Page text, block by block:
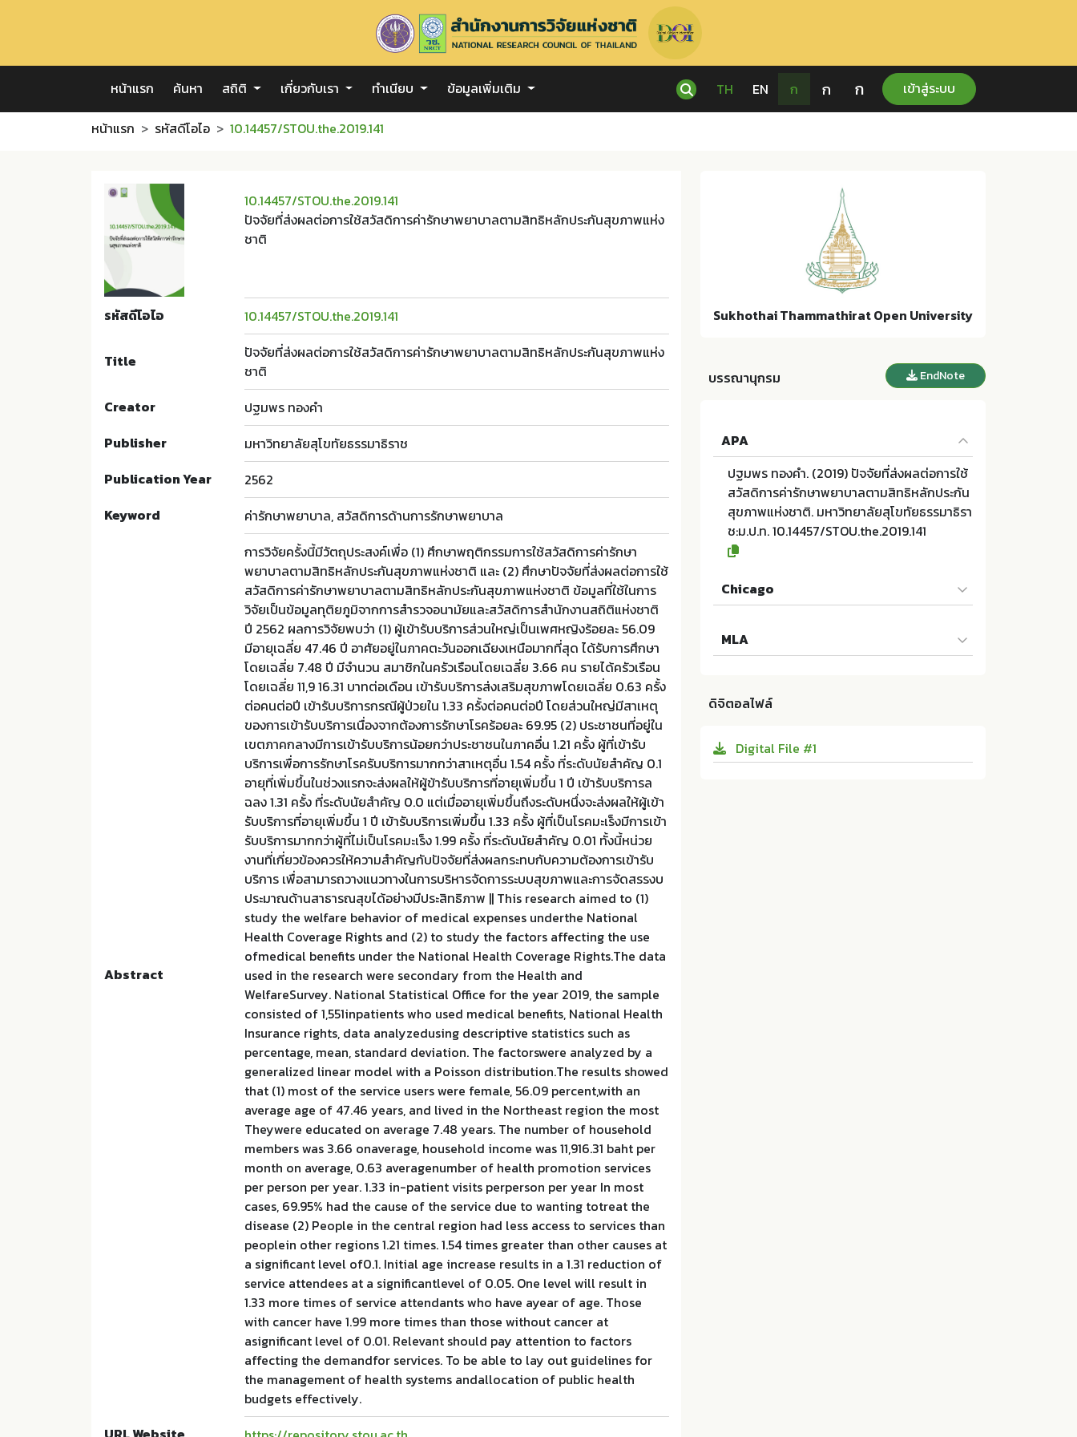
หน้าแรก ค้นหา สถิติ เกี่ยวกับเรา ทำเนียบ ข้อมูลเพิ่มเติม TH EN ก ก ก เข้าสู่ระบบ
หน้าแรก รหัสดีโอไอ 10.14457/STOU.the.2019.141
10.14457/STOU.the.2019.141
ปัจจัยที่ส่งผลต่อการใช้สวัสดิการค่ารักษาพยาบาลตามสิทธิหลักประกันสุขภาพแห่ง
ชาติ
รหัสดีโอไอ 10.14457/STOU.the.2019.141
Title
ปัจจัยที่ส่งผลต่อการใช้สวัสดิการค่ารักษาพยาบาลตามสิทธิหลักประกันสุขภาพแห่ง
ชาติ
Creator
ปฐมพร ทองคำ
Publisher
มหาวิทยาลัยสุโขทัยธรรมาธิราช
Publication Year
2562
Keyword
ค่ารักษาพยาบาล, สวัสดิการด้านการรักษาพยาบาล
Abstract
การวิจัยครั้งนี้มีวัตถุประสงค์เพื่อ (1) ศึกษาพฤติกรรมการใช้สวัสดิการค่ารักษา
พยาบาลตามสิทธิหลักประกันสุขภาพแห่งชาติ และ (2) ศึกษาปัจจัยที่ส่งผลต่อการใช้
สวัสดิการค่ารักษาพยาบาลตามสิทธิหลักประกันสุขภาพแห่งชาติ ข้อมูลที่ใช้ในการ
วิจัยเป็นข้อมูลทุติยภูมิจากการสำรวจอนามัยและสวัสดิการสำนักงานสถิติแห่งชาติ
ปี 2562 ผลการวิจัยพบว่า (1) ผู้เข้ารับบริการส่วนใหญ่เป็นเพศหญิงร้อยละ 56.09
มีอายุเฉลี่ย 47.46 ปี อาศัยอยู่ในภาคตะวันออกเฉียงเหนือมากที่สุด ได้รับการศึกษา
โดยเฉลี่ย 7.48 ปี มีจำนวน สมาชิกในครัวเรือนโดยเฉลี่ย 3.66 คน รายได้ครัวเรือน
โดยเฉลี่ย 11,9 16.31 บาทต่อเดือน เข้ารับบริการส่งเสริมสุขภาพโดยเฉลี่ย 0.63 ครั้ง
ต่อคนต่อปี เข้ารับบริการกรณีผู้ป่วยใน 1.33 ครั้งต่อคนต่อปี โดยส่วนใหญ่มีสาเหตุ
ของการเข้ารับบริการเนื่องจากต้องการรักษาโรคร้อยละ 69.95 (2) ประชาชนที่อยู่ใน
เขตภาคกลางมีการเข้ารับบริการน้อยกว่าประชาชนในภาคอื่น 1.21 ครั้ง ผู้ที่เข้ารับ
บริการเพื่อการรักษาโรครับบริการมากกว่าสาเหตุอื่น 1.54 ครั้ง ที่ระดับนัยสำคัญ 0.1
อายุที่เพิ่มขึ้นในช่วงแรกจะส่งผลให้ผู้ข้ารับบริการที่อายุเพิ่มขึ้น 1 ปี เข้ารับบริการล
ฉลง 1.31 ครั้ง ที่ระดับนัยสำคัญ 0.0 แต่เมื่ออายุเพิ่มขึ้นถึงระดับหนึ่งจะส่งผลให้ผู้เข้า
รับบริการที่อายุเพิ่มขึ้น 1 ปี เข้ารับบริการเพิ่มขึ้น 1.33 ครั้ง ผู้ที่เป็นโรคมะเร็งมีการเข้า
รับบริการมากกว่าผู้ที่ไม่เป็นโรคมะเร็ง 1.99 ครั้ง ที่ระดับนัยสำคัญ 0.01 ทั้งนี้หน่วย
งานที่เกี่ยวข้องควรให้ความสำคัญกับปัจจัยที่ส่งผลกระทบกับความต้องการเข้ารับ
บริการ เพื่อสามารถวางแนวทางในการบริหารจัดการระบบสุขภาพและการจัดสรรงบ
ประมาณด้านสาธารณสุขได้อย่างมีประสิทธิภาพ || This research aimed to (1)
study the welfare behavior of medical expenses underthe National
Health Coverage Rights and (2) to study the factors affecting the use
ofmedical benefits under the National Health Coverage Rights.The data
used in the research were secondary from the Health and
WelfareSurvey. National Statistical Office for the year 2019, the sample
consisted of 1,551inpatients who used medical benefits, National Health
Insurance rights, data analyzedusing descriptive statistics such as
percentage, mean, standard deviation. The factorswere analyzed by a
generalized linear model with a Poisson distribution.The results showed
that (1) most of the service users were female, 56.09 percent,with an
average age of 47.46 years, and lived in the Northeast region the most
Theywere educated on average 7.48 years. The number of household
members was 3.66 onaverage, household income was 11,916.31 baht per
month on average, 0.63 averagenumber of health promotion services
per person per year. 1.33 in-patient visits perperson per year In most
cases, 69.95% had the cause of the service due to wanting totreat the
disease (2) People in the central region had less access to services than
peoplein other regions 1.21 times. 1.54 times greater than other causes at
a significant level of0.1. Initial age increase results in a 1.31 reduction of
service attendees at a significantlevel of 0.05. One level will result in
1.33 more times of service attendants who have ayear of age. Those
with cancer have 1.99 more times than those without cancer at
asignificant level of 0.01. Relevant should pay attention to factors
affecting the demandfor services. To be able to lay out guidelines for
the management of health systems andallocation of public health
budgets effectively.
Sukhothai Thammathirat Open University
บรรณานุกรม EndNote
APA
ปฐมพร ทองคำ. (2019) ปัจจัยที่ส่งผลต่อการใช้
สวัสดิการค่ารักษาพยาบาลตามสิทธิหลักประกัน
สุขภาพแห่งชาติ. มหาวิทยาลัยสุโขทัยธรรมาธิรา
ช:ม.ป.ท. 10.14457/STOU.the.2019.141
Chicago
วัสดิการค่ารักษาพยาบาลตามสิทธิหลักประกันสุ
ขภาพแห่งชาติ. ม.ป.ท.:มหาวิทยาลัยสุโขทัยธรรม
MLA
แห่งชาติ. ม.ป.ท.:มหาวิทยาลัยสุโขทัยธรรมาธิรา
ดิจิตอลไฟล์
Digital File #1